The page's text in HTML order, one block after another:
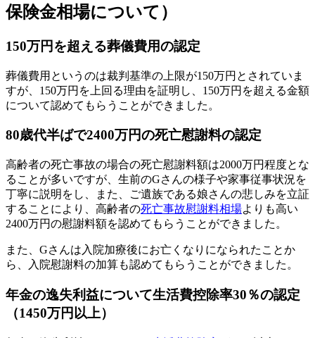
保険金相場について）
150万円を超える葬儀費用の認定
葬儀費用というのは裁判基準の上限が150万円とされていま
すが、150万円を上回る理由を証明し、150万円を超える金額
について認めてもらうことができました。
80歳代半ばで2400万円の死亡慰謝料の認定
高齢者の死亡事故の場合の死亡慰謝料額は2000万円程度とな
ることが多いですが、生前のGさんの様子や家事従事状況を
丁寧に説明をし、また、ご遺族である娘さんの悲しみを立証
することにより、高齢者の死亡事故慰謝料相場よりも高い
2400万円の慰謝料額を認めてもらうことができました。
また、Gさんは入院加療後にお亡くなりになられたことか
ら、入院慰謝料の加算も認めてもらうことができました。
年金の逸失利益について生活費控除率30％の認定
（1450万円以上）